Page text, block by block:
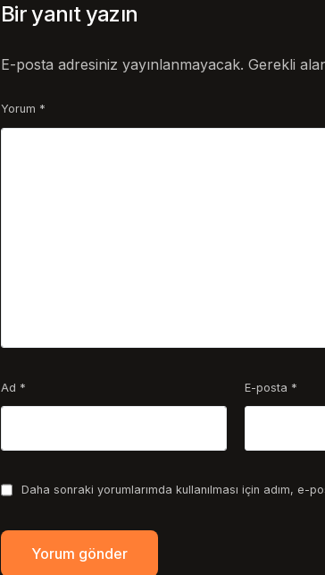
Bir yanıt yazın
E-posta adresiniz yayınlanmayacak. Gerekli
Yorum *
Ad * E-posta *
Daha sonraki yorumlarımda kullanılması için adım,